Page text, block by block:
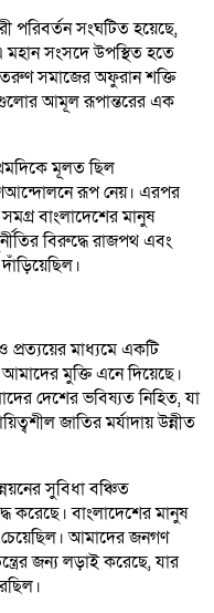
পরিবর্তন সংঘটিত হয়েছে,
মহান সংসদে উপস্থিত হতে
সমাজের অফুরান শক্তি
আমূল রূপান্তরের এক
মূলত ছিল
রূপ নেয়। এরপর
বাংলাদেশের মানুষ
বিরুদ্ধে রাজপথ এবং
মাধ্যমে একটি
আমাদের মুক্তি এনে দিয়েছে।
দেশের ভবিষ্যত নিহিত, যা
জাতির মর্যাদায় উন্নীত
সুবিধা বঞ্চিত
করেছে। বাংলাদেশের মানুষ
চেয়েছিল। আমাদের জনগণ
জন্য লড়াই করেছে, যার